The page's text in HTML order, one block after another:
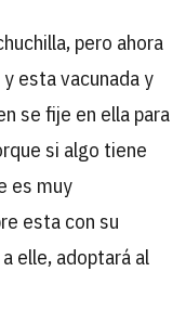
pero ahora
esta vacunada y
se fije en ella para
si algo tiene
es muy
esta con su
elle, adoptará al